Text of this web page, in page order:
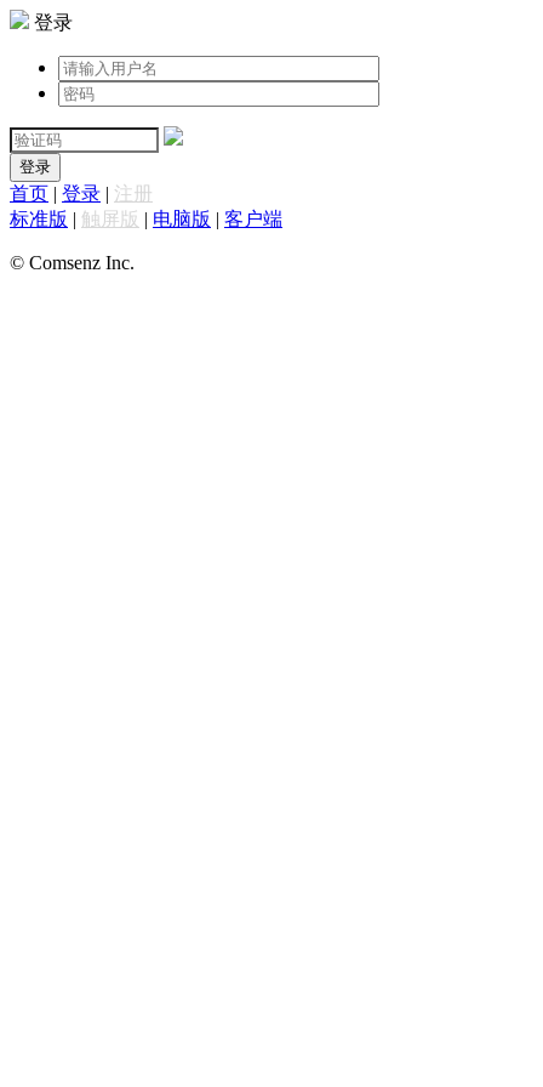
登录
登录
首页 | 登录 | 注册
标准版 | 触屏版 | 电脑版 | 客户端
© Comsenz Inc.